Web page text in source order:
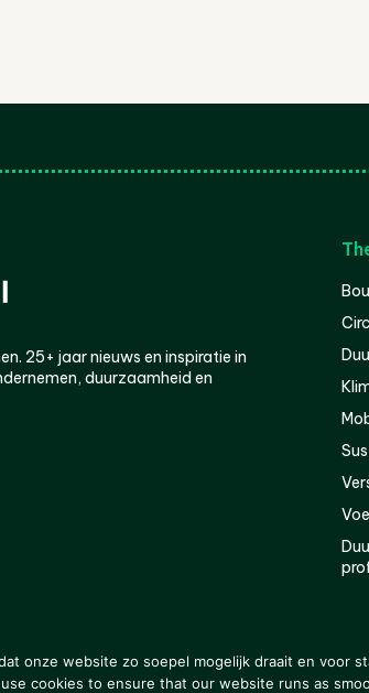
25+ jaar nieuws en inspiratie in
duurzaamheid en
Disclaimer Privacy
onze website zo soepel mogelijk draait en voor
cookies to ensure that our website runs as